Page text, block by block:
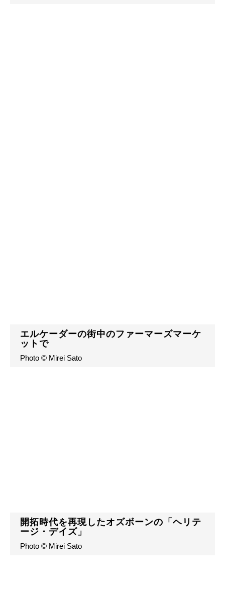
エルケーダーの街中のファーマーズマーケ
ットで
Photo © Mirei Sato
開拓時代を再現したオズボーンの「ヘリテ
ージ・デイズ」
Photo © Mirei Sato